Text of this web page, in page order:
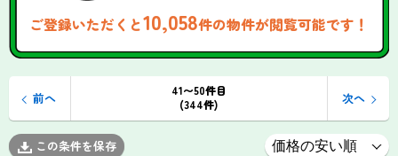
ご登録いただくと10,058件の物件が閲覧可能です！
41〜50件目
(344件)
前へ 次へ
この条件を保存